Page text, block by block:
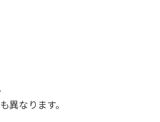
異なります。